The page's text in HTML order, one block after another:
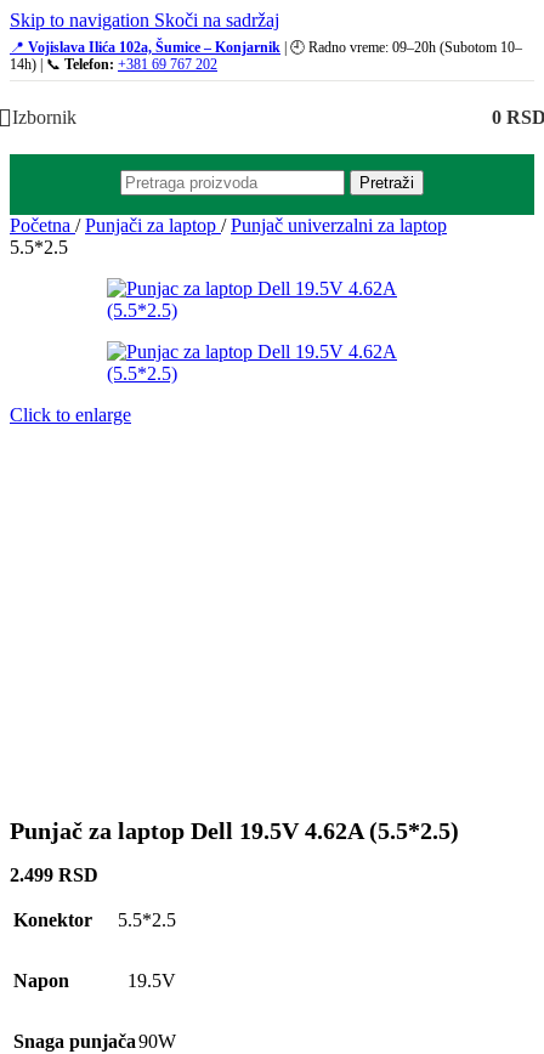
Skip to navigation Skoči na sadržaj
📍 Vojislava Ilića 102a, Šumice – Konjarnik | 🕘 Radno vreme: 09–20h (Subotom 10–
14h) | 📞 Telefon: +381 69 767 202
Izbornik 0
Pretraži
Početna / Punjači za laptop / Punjač univerzalni za laptop
5.5*2.5
Click to enlarge
Punjač za laptop Dell 19.5V 4.62A (5.5*2.5)
2.499 RSD
Konektor 5.5*2.5
Napon 19.5V
Snaga punjača90W